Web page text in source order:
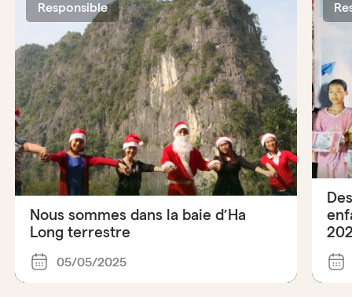
Responsible
Nous sommes dans la baie d’Ha
Long terrestre
05/05/2025